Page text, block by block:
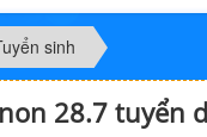
sinh
28.7 tuyển